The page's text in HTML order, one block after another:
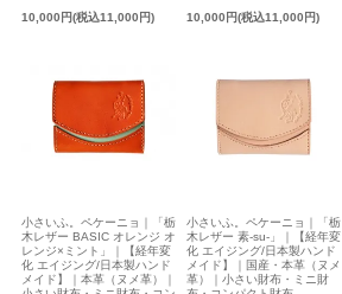
10,000円(税込11,000円)
10,000円(税込11,000円)
小さいふ。ペケーニョ｜「栃
木レザー BASIC オレンジ オ
レンジ×ミント」｜【経年変
化 エイジング/日本製ハンド
メイド】｜本革（ヌメ革）｜
小さいふ。ペケーニョ｜「栃
木レザー 素-su-」｜【経年変
化 エイジング/日本製ハンド
メイド】｜国産・本革（ヌメ
革）｜小さい財布・ミニ財